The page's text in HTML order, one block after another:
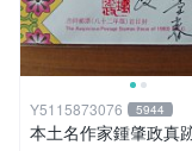
Y5115873076 5944
本土名作家鍾肇政真